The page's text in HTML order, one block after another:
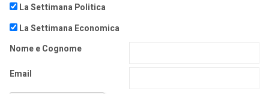
La Settimana Politica
La Settimana Economica
Nome e Cognome
Email